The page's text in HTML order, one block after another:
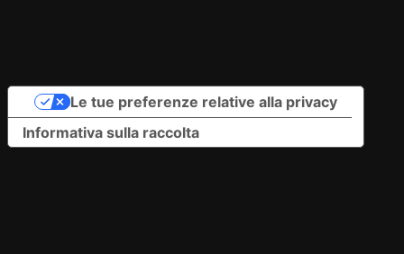
Informativa sulla raccolta
Le tue preferenze relative alla privacy